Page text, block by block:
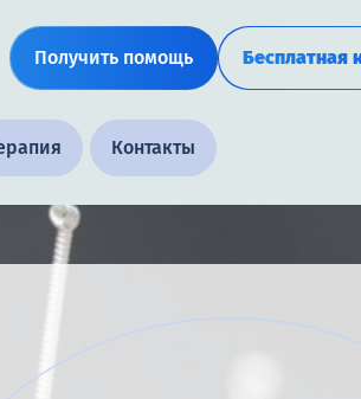
Получить помощь Бесплатная
Контакты